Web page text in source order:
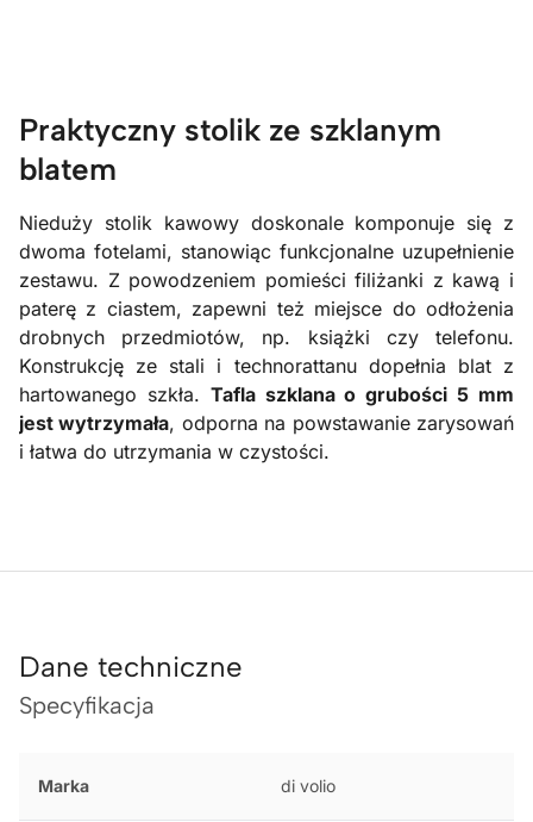
Praktyczny stolik ze szklanym
blatem
Nieduży stolik kawowy doskonale komponuje się z
dwoma fotelami, stanowiąc funkcjonalne uzupełnienie
zestawu. Z powodzeniem pomieści filiżanki z kawą i
paterę z ciastem, zapewni też miejsce do odłożenia
drobnych przedmiotów, np. książki czy telefonu.
Konstrukcję ze stali i technorattanu dopełnia blat z
hartowanego szkła. Tafla szklana o grubości 5 mm
jest wytrzymała, odporna na powstawanie zarysowań
i łatwa do utrzymania w czystości.
Dane techniczne
Specyfikacja
Marka di volio